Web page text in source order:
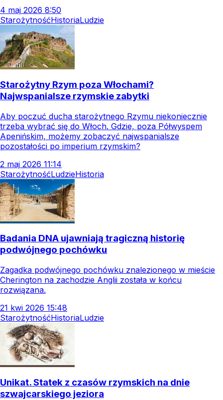
4 maj 2026 8:50
StarożytnośćHistoriaLudzie
Starożytny Rzym poza Włochami?
Najwspanialsze rzymskie zabytki
Aby poczuć ducha starożytnego Rzymu niekoniecznie
trzeba wybrać się do Włoch. Gdzie, poza Półwyspem
Apenińskim, możemy zobaczyć najwspanialsze
pozostałości po imperium rzymskim?
2 maj 2026 11:14
StarożytnośćLudzieHistoria
Badania DNA ujawniają tragiczną historię
podwójnego pochówku
Zagadka podwójnego pochówku znalezionego w mieście
Cherington na zachodzie Anglii została w końcu
rozwiązana.
21 kwi 2026 15:48
StarożytnośćHistoriaLudzie
Unikat. Statek z czasów rzymskich na dnie
szwajcarskiego jeziora